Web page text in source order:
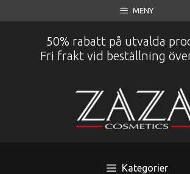
till
MENY
50% rabatt på utvalda
Fri frakt vid beställning
Kategorier